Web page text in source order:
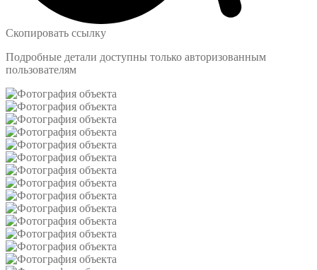
Скопировать ссылку
Подробные детали доступны только авторизованным
пользователям